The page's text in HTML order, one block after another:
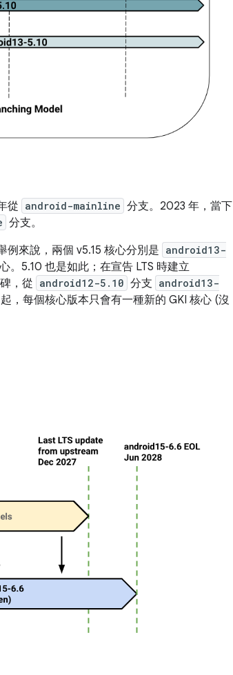
從 android-mainline 分支。2023 年，當下
分支。
例來說，兩個 v5.15 核心分別是 android13-
。5.10 也是如此；在宣告 LTS 時建立
，從 android12-5.10 分支 android13-
，每個核心版本只會有一種新的 GKI 核心 (沒